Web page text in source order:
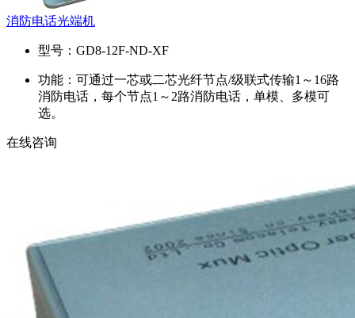
消防电话光端机
型号： GD8-12F-ND-XF
功能： 可通过一芯或二芯光纤节点/级联式传输1～16路
消防电话，每个节点1～2路消防电话，单模、多模可
选。
在线咨询